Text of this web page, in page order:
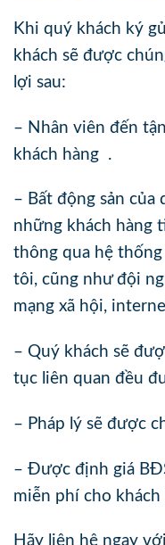
Khi quý khách ký
khách sẽ được
lợi sau:
– Nhân viên đến
khách hàng .
– Bất động sản của
những khách hàng
thông qua hệ thống
tôi, cũng như đội
mạng xã hội,
– Quý khách sẽ
tục liên quan đều
– Pháp lý sẽ được
– Được định giá
miễn phí cho khách
Hãy liên hệ ngay